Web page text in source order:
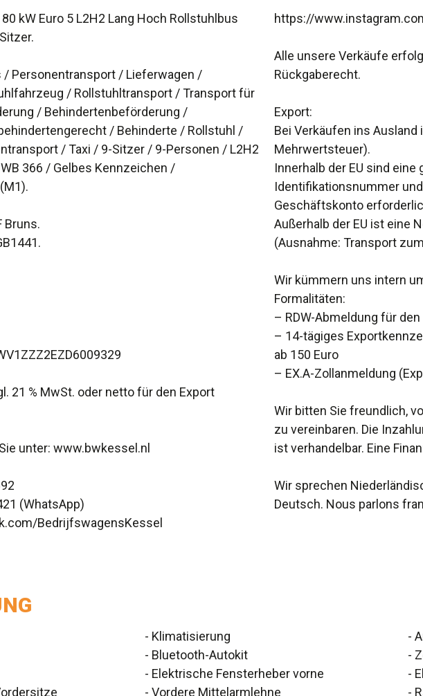
kW Euro 5 L2H2 Lang Hoch Rollstuhlbus
/ Personentransport / Lieferwagen /
/ Rollstuhltransport / Transport für
/ Behindertenbeförderung /
/ Behinderte / Rollstuhl /
/ Taxi / 9-Sitzer / 9-Personen / L2H2
366 / Gelbes Kennzeichen /
Bruns.
21 % MwSt. oder netto für den Export
unter: www.bwkessel.nl
(WhatsApp)
BedrijfswagensKessel
https://
Alle unsere Verkäufe
Rückgaberecht.
Export:
Bei Verkäufen ins
Mehrwertsteuer).
Innerhalb der EU sind
Identifikationsnummer
Geschäftskonto
Außerhalb der EU ist eine
(Ausnahme: Transport
Wir kümmern uns intern
Formalitäten:
– RDW-Abmeldung für
– 14-tägiges
ab 150 Euro
– EX.A-Zollanmeldung
Wir bitten Sie freundlich,
zu vereinbaren. Die
ist verhandelbar. Eine
Wir sprechen
Deutsch. Nous parlons
- Klimatisierung
-
- Bluetooth-Autokit
-
- Elektrische Fensterheber vorne
-
- Vordere Mittelarmlehne
-